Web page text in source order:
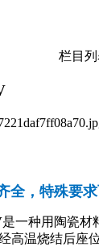
栏目
全，特殊要
是一种用陶瓷材
高温烧结后座